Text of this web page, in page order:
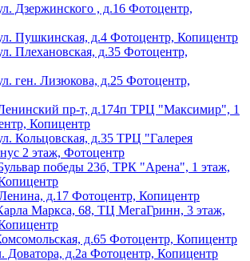
Дзержинского , д.16 Фотоцентр,
Пушкинская, д.4 Фотоцентр, Копицентр
Плехановская, д.35 Фотоцентр,
ген. Лизюкова, д.25 Фотоцентр,
пр-т, д.174п ТРЦ "Максимир", 1
Копицентр
Кольцовская, д.35 ТРЦ "Галерея
2 этаж, Фотоцентр
победы 23б, ТРК "Арена", 1 этаж,
д.17 Фотоцентр, Копицентр
Маркса, 68, ТЦ МегаГринн, 3 этаж,
д.65 Фотоцентр, Копицентр
Доватора, д.2а Фотоцентр, Копицентр